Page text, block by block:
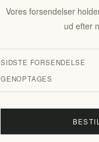
Vores forsendelser
ud efter
SIDSTE FORSENDELSE
GENOPTAGES